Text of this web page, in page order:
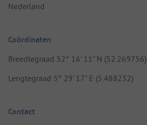
Nederland
Coördinaten
Breedtegraad 52° 16' 11" N (52.269756)
Lengtegraad 5° 29' 17" E (5.488232)
Contact